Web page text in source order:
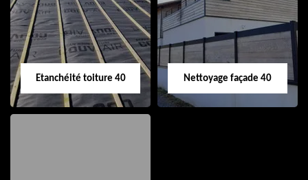
de gouttière 40
toiture 40
Etanchéité toiture 40 Nettoyage façade 40